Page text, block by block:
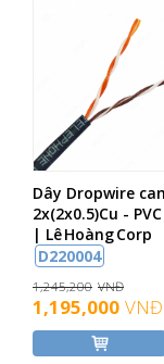
Dây Dropwire
2x(2x0.5)Cu -
| Lê Hoàng Corp
D220004
1,245,200 VNĐ
1,195,000 VNĐ